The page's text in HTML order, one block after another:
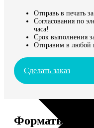
Отправь в печать
Согласования по
часа!
Срок выполнения
Отправим в любой
Сделать заказ
Форматы и